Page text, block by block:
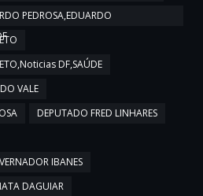
PEDROSA,EDUARDO
DF,SAÚDE
VALE
DEPUTADO FRED LINHARES
IBANES
DAGUIAR